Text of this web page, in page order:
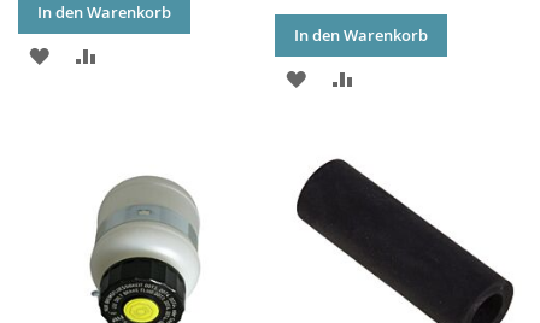
In den Warenkorb
ZUR
In den Warenkorb
ZUR
HINZUFÜGEN
HINZUFÜGEN